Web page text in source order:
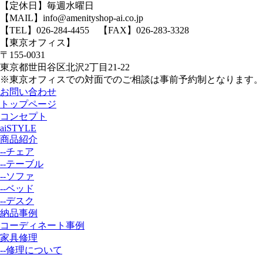
【定休日】毎週水曜日
【MAIL】info@amenityshop-ai.co.jp
【TEL】 026-284-4455 【FAX】026-283-3328
【東京オフィス】
〒155-0031
東京都世田谷区北沢2丁目21-22
※東京オフィスでの対面でのご相談は事前予約制となります。
お問い合わせ
トップページ
コンセプト
aiSTYLE
商品紹介
--チェア
--テーブル
--ソファ
--ベッド
--デスク
納品事例
コーディネート事例
家具修理
--修理について